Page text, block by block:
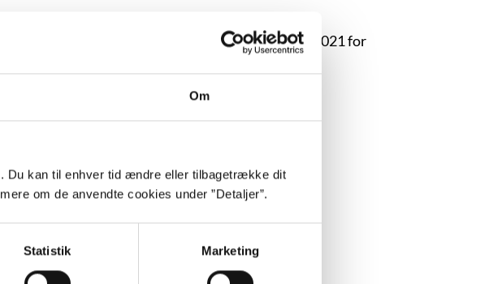
Om
Du kan til enhver tid ændre eller tilbagetrække dit
om de anvendte cookies under ”Detaljer”.
Statistik Marketing
med en nominering til Læsernes Bogpris 2021 for
for generationen født efter Berlinmurens fald.
Haslund-Gjerrild sin anden bog.